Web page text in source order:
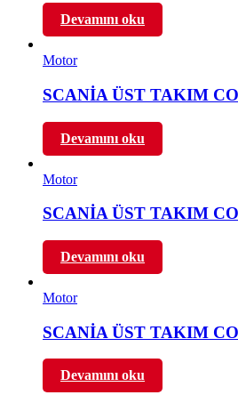
Devamını oku
Motor
SCANİA ÜST TAKIM
Devamını oku
Motor
SCANİA ÜST TAKIM
Devamını oku
Motor
SCANİA ÜST TAKIM
Devamını oku